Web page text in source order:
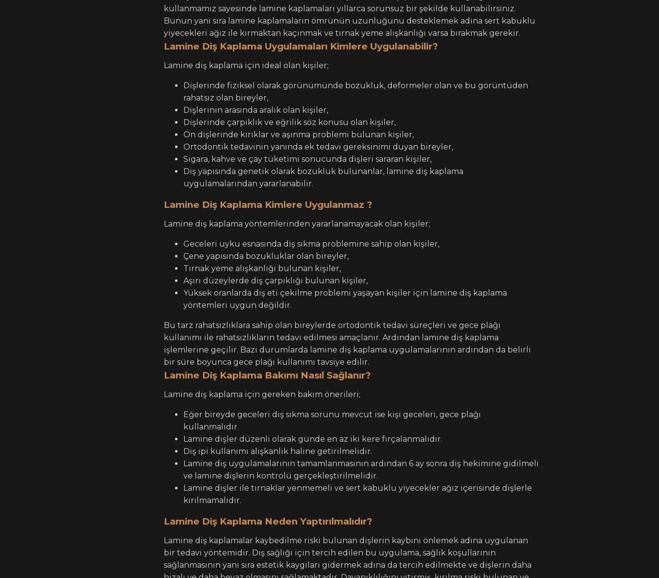
kullanmamız sayesinde lamine kaplamaları yıllarca sorunsuz bir şekilde kullanabilirsiniz.
Bunun yanı sıra lamine kaplamaların ömrünün uzunluğunu desteklemek adına sert kabuklu
yiyecekleri ağız ile kırmaktan kaçınmak ve tırnak yeme alışkanlığı varsa bırakmak gerekir.
Lamine Diş Kaplama Uygulamaları Kimlere Uygulanabilir?
Lamine diş kaplama için ideal olan kişiler;
Dişlerinde fiziksel olarak görünümünde bozukluk, deformeler olan ve bu görüntüden
rahatsız olan bireyler,
Dişlerinin arasında aralık olan kişiler,
Dişlerinde çarpıklık ve eğrilik söz konusu olan kişiler,
Ön dişlerinde kırıklar ve aşınma problemi bulunan kişiler,
Ortodontik tedavinin yanında ek tedavi gereksinimi duyan bireyler,
Sigara, kahve ve çay tüketimi sonucunda dişleri sararan kişiler,
Diş yapısında genetik olarak bozukluk bulunanlar, lamine diş kaplama
uygulamalarından yararlanabilir.
Lamine Diş Kaplama Kimlere Uygulanmaz ?
Lamine diş kaplama yöntemlerinden yararlanamayacak olan kişiler;
Geceleri uyku esnasında diş sıkma problemine sahip olan kişiler,
Çene yapısında bozukluklar olan bireyler,
Tırnak yeme alışkanlığı bulunan kişiler,
Aşırı düzeylerde diş çarpıklığı bulunan kişiler,
Yüksek oranlarda diş eti çekilme problemi yaşayan kişiler için lamine diş kaplama
yöntemleri uygun değildir.
Bu tarz rahatsızlıklara sahip olan bireylerde ortodontik tedavi süreçleri ve gece plağı
kullanımı ile rahatsızlıkların tedavi edilmesi amaçlanır. Ardından lamine diş kaplama
işlemlerine geçilir. Bazı durumlarda lamine diş kaplama uygulamalarının ardından da belirli
bir süre boyunca gece plağı kullanımı tavsiye edilir.
Lamine Diş Kaplama Bakımı Nasıl Sağlanır?
Lamine diş kaplama için gereken bakım önerileri;
Eğer bireyde geceleri diş sıkma sorunu mevcut ise kişi geceleri, gece plağı
kullanmalıdır.
Lamine dişler düzenli olarak günde en az iki kere fırçalanmalıdır.
Diş ipi kullanımı alışkanlık haline getirilmelidir.
Lamine diş uygulamalarının tamamlanmasının ardından 6 ay sonra diş hekimine gidilmeli
ve lamine dişlerin kontrolü gerçekleştirilmelidir.
Lamine dişler ile tırnaklar yenmemeli ve sert kabuklu yiyecekler ağız içerisinde dişlerle
kırılmamalıdır.
Lamine Diş Kaplama Neden Yaptırılmalıdır?
Lamine diş kaplamalar kaybedilme riski bulunan dişlerin kaybını önlemek adına uygulanan
bir tedavi yöntemidir. Diş sağlığı için tercih edilen bu uygulama, sağlık koşullarının
sağlanmasının yanı sıra estetik kaygıları gidermek adına da tercih edilmekte ve dişlerin daha